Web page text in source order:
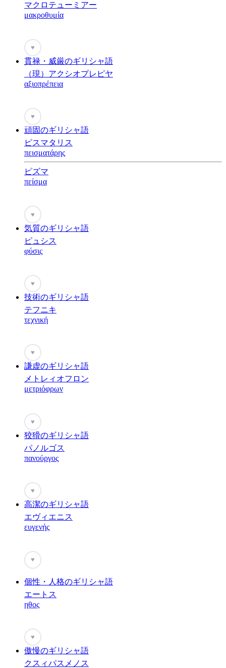
マクロテューミアー
μακροθυμία
♥
貫禄・威厳のギリシャ語
（現）アクシオプレピヤ
αξιοπρέπεια
♥
頑固のギリシャ語
ピスマタリス
πεισματάρης
ピズマ
πείσμα
♥
気質のギリシャ語
ピュシス
φύσις
♥
技術のギリシャ語
テフニキ
τεχνική
♥
謙虚のギリシャ語
メトレィオフロン
μετριόφρων
♥
狡猾のギリシャ語
パノルゴス
πανούργος
♥
高潔のギリシャ語
エヴィエニス
ευγενής
♥
個性・人格のギリシャ語
エートス
ηθος
♥
傲慢のギリシャ語
クスィパスメノス